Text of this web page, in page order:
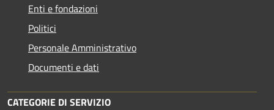
Enti e fondazioni
Politici
Personale Amministrativo
Documenti e dati
CATEGORIE DI SERVIZIO